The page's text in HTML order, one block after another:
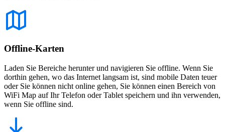
Offline-Karten
Laden Sie Bereiche herunter und navigieren Sie offline. Wenn Sie
dorthin gehen, wo das Internet langsam ist, sind mobile Daten teuer
oder Sie können nicht online gehen, Sie können einen Bereich von
WiFi Map auf Ihr Telefon oder Tablet speichern und ihn verwenden,
wenn Sie offline sind.